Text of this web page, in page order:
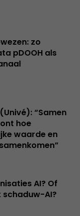
zo
pDOOH als
“Samen
hoe
waarde en
AI? Of
schaduw-AI?